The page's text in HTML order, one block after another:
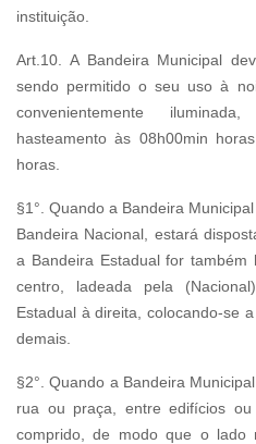
instituição.
Art.10. A Bandeira Municipal
sendo permitido o seu uso à
convenientemente
hasteamento às 08h00min
horas.
§1°. Quando a Bandeira
Bandeira Nacional, estará
a Bandeira Estadual for
centro, ladeada pela
Estadual à direita, colocando-se
demais.
§2°. Quando a Bandeira
rua ou praça, entre edifícios
comprido, de modo que o lado